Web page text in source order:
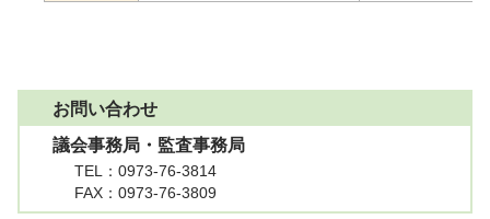
お問い合わせ
議会事務局・監査事務局
TEL
：0973-76-3814
FAX ：0973-76-3809